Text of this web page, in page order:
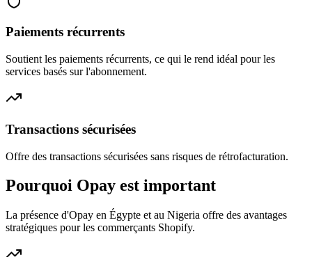
Paiements récurrents
Soutient les paiements récurrents, ce qui le rend idéal pour les
services basés sur l'abonnement.
Transactions sécurisées
Offre des transactions sécurisées sans risques de rétrofacturation.
Pourquoi Opay est important
La présence d'Opay en Égypte et au Nigeria offre des avantages
stratégiques pour les commerçants Shopify.